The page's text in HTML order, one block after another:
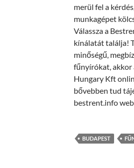
merül fel a
munkagépet
Válassza a
kínálatát találja!
minőségű,
fűnyírókat, akkor
Hungary Kft
bővebben tud
bestrent.info
BUDAPEST